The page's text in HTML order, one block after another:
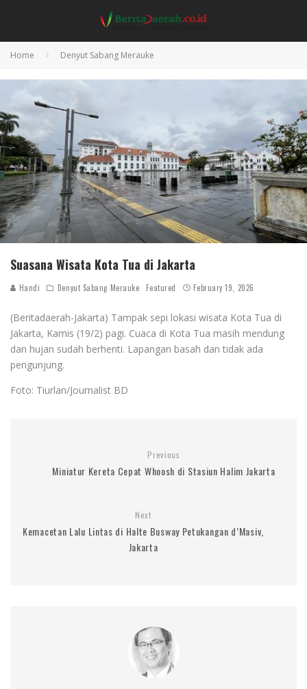
Home Denyut Sabang Merauke
Suasana Wisata Kota Tua di Jakarta
Handi Denyut Sabang Merauke Featured February 19, 2026
(Beritadaerah-Jakarta) Tampak sepi lokasi wisata Kota Tua di
Jakarta, Kamis (19/2) pagi. Cuaca di Kota Tua masih mendung
dan hujan sudah berhenti. Lapangan basah dan tidak ada
pengunjung.
Foto: Tiurlan/Journalist BD
Previous
Miniatur Kereta Cepat Whoosh di Stasiun Halim Jakarta
Next
Kemacetan Lalu Lintas di Halte Busway Petukangan d’Masiv,
Jakarta